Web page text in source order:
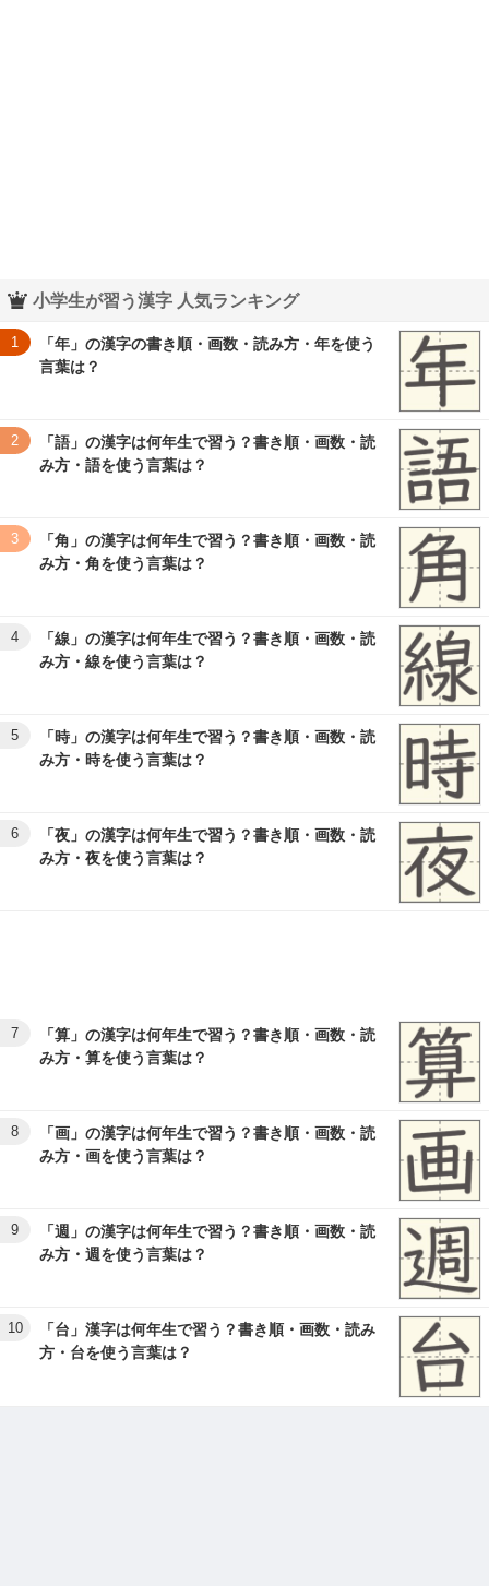
小学生が習う漢字 人気ランキング
1
「年」の漢字の書き順・画数・読み方・年を使う
言葉は？
2
「語」の漢字は何年生で習う？書き順・画数・読
み方・語を使う言葉は？
3
「角」の漢字は何年生で習う？書き順・画数・読
み方・角を使う言葉は？
4
「線」の漢字は何年生で習う？書き順・画数・読
み方・線を使う言葉は？
5
「時」の漢字は何年生で習う？書き順・画数・読
み方・時を使う言葉は？
6
「夜」の漢字は何年生で習う？書き順・画数・読
み方・夜を使う言葉は？
7
「算」の漢字は何年生で習う？書き順・画数・読
み方・算を使う言葉は？
8
「画」の漢字は何年生で習う？書き順・画数・読
み方・画を使う言葉は？
9
「週」の漢字は何年生で習う？書き順・画数・読
み方・週を使う言葉は？
10
「台」漢字は何年生で習う？書き順・画数・読み
方・台を使う言葉は？